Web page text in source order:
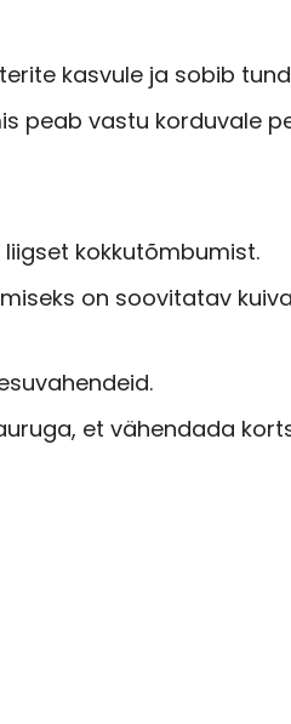
kasvule ja sobib
peab vastu korduvale
kokkutõmbumist.
on soovitatav
et vähendada